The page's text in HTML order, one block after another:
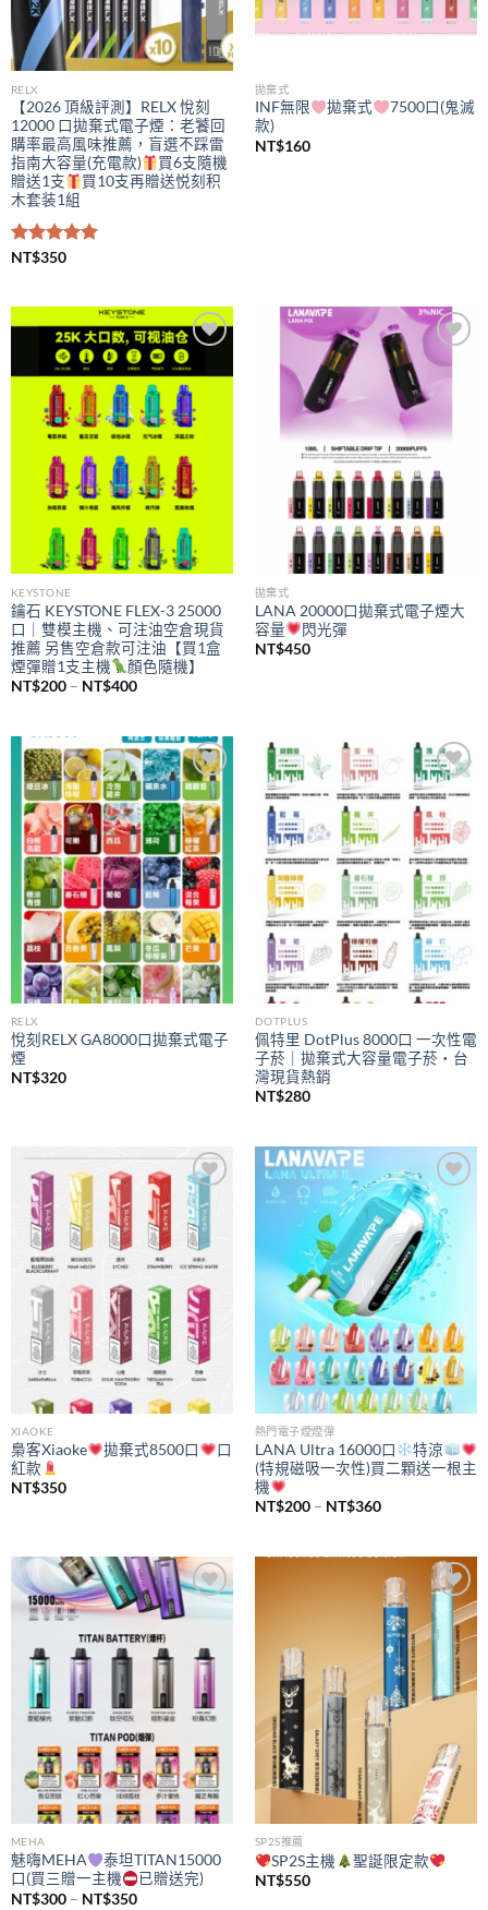
RELX
【2026 頂級評測】RELX 悅刻
12000 口拋棄式電子煙：老饕回
購率最高風味推薦，盲選不踩雷
指南大容量(充電款)
買6支隨機
贈送1支
買10支再贈送悦刻积
木套装1組
評分5.00
NT$350
拋棄式
INF無限 拋棄式
7500口(鬼滅
款)
NT$160
Add to
wishlist
KEYSTONE
鑰石 KEYSTONE FLEX-3 25000
口｜雙模主機、可注油空倉現貨
推薦 另售空倉款可注油【買1盒
煙彈贈1支主機
顏色隨機】
NT$200 – NT$400價
NT$200
到
NT$400
Add to
wishlist
拋棄式
LANA 20000口拋棄式電子煙大
容量
閃光彈
NT$450
Add to
wishlist
RELX
悅刻RELX GA8000口拋棄式電子
煙
NT$320
Add to
DOTPLUS
佩特里 DotPlus 8000口 一次性電
子菸｜拋棄式大容量電子菸・台
灣現貨熱銷
NT$280
Add to
wishlist
XIAOKE
梟客Xiaoke 拋棄式8500口
口
紅款
NT$350
Add to
wishlist
熱門電子煙煙彈
LANA Ultra 16000口
特涼
(特規磁吸一次性)買二顆送一根主
機
NT$200 – NT$360價
NT$200
到
NT$360
Add to
MEHA
魅嗨MEHA
泰坦TITAN15000
口(買三贈一主機
已贈送完)
NT$300 – NT$350價
Add to
wishlist
SP2S推薦
SP2S主機
聖誕限定款
NT$550